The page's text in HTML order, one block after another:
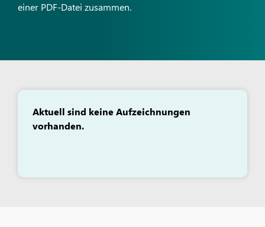
einer PDF-Datei zusammen.
Aktuell sind keine Aufzeichnungen
vorhanden.